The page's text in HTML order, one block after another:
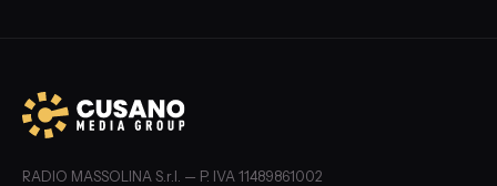
RADIO MASSOLINA S.r.l. — P. IVA 11489861002